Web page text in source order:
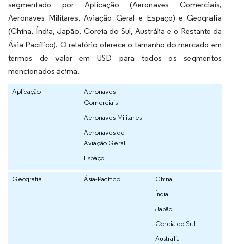
segmentado por Aplicação (Aeronaves Comerciais,
Aeronaves Militares, Aviação Geral e Espaço) e Geografia
(China, Índia, Japão, Coreia do Sul, Austrália e o Restante da
Ásia-Pacífico). O relatório oferece o tamanho do mercado em
termos de valor em USD para todos os segmentos
mencionados acima.
Aplicação
Aeronaves
Comerciais
Aeronaves Militares
Aeronaves de
Aviação Geral
Espaço
Geografia Ásia-Pacífico
China
Índia
Japão
Coreia do Sul
Austrália